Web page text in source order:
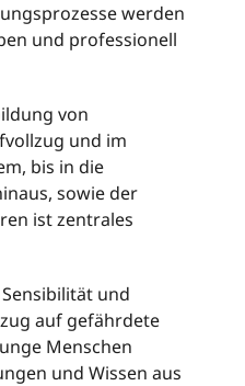
werden
und professionell
von
und im
bis in die
sowie der
ist zentrales
und
auf gefährdete
Menschen
und Wissen aus